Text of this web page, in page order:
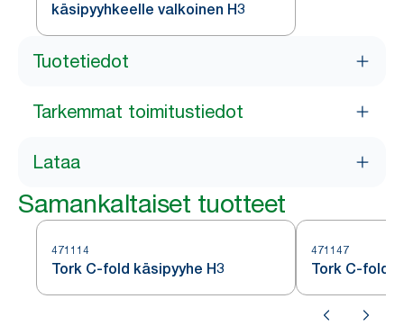
käsipyyhkeelle valkoinen H3
Tuotetiedot
Tarkemmat toimitustiedot
Lataa
Samankaltaiset tuotteet
471114
Tork C-fold käsipyyhe H3
471147
Tork C-fold